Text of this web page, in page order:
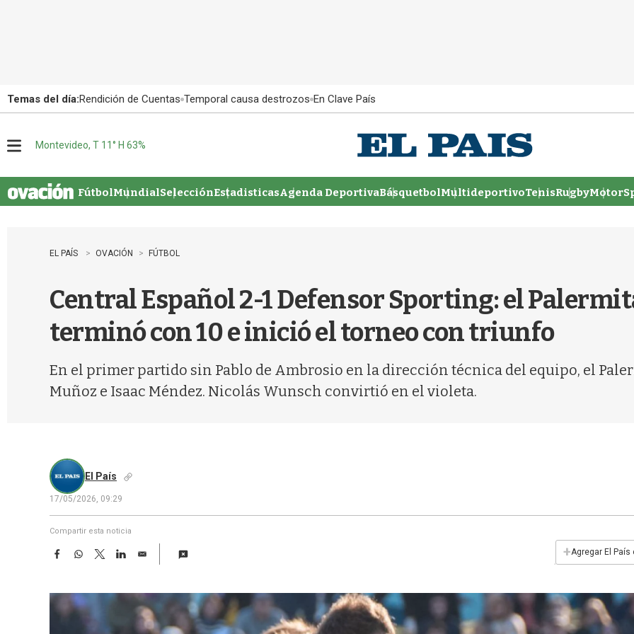
Temas del día:Rendición de Cuentas Temporal causa destrozos En Clave País
u
Montevideo, T 11° H 63%
FútbolMundialSelecciónEstadisticasAgenda DeportivaBásquetbolMultideportivoTenisRugby
EL PAÍS OVACIÓN FÚTBOL
Central Español 2-1 Defensor Sporting: el
terminó con 10 e inició el torneo con triunfo
En el primer partido sin Pablo de Ambrosio en la dirección técnica del equipo, el
Muñoz e Isaac Méndez. Nicolás Wunsch convirtió en el violeta.
El País
17/05/2026, 09:29
Compartir esta noticia
F
e
o
W
t
s
T
w
t
L
k
E
i
l
+Agregar El País